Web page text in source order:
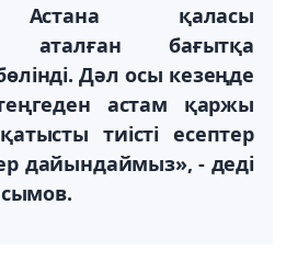
Астана қаласы
аталған бағытқа
Дәл осы кезеңде
астам қаржы
тиiстi есептер
дайындаймыз», - дедi